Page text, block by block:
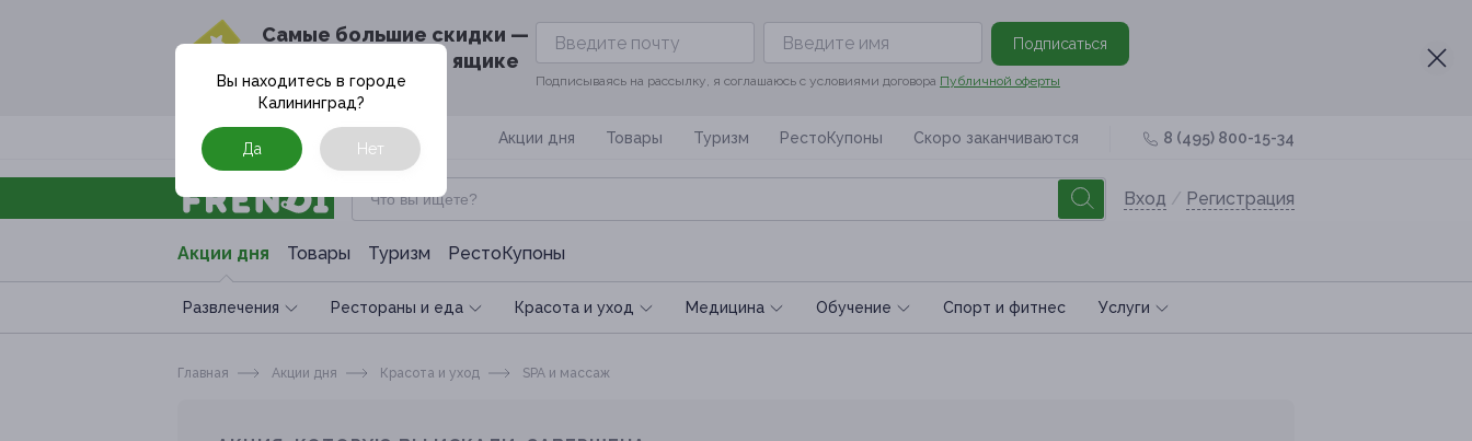
Cамые большие скидки —
в твоём почтовом ящике
Подписаться
Подписываясь на рассылку, я соглашаюсь с условиями договора Публичной оферты
Москва Акции дня Товары Туризм РестоКупоны Скоро заканчиваются 8 (495) 800-15-34
Вход / Регистрация
Акции дня Товары Туризм РестоКупоны
Развлечения Рестораны и еда Красота и уход Медицина Обучение Спoрт и фитнес Услуги
Вы находитесь в городе
Калининград?
Да Нет
Главная Акции дня Красота и уход SPA и массаж